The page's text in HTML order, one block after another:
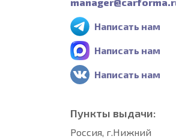
Написать нам
Написать нам
Написать нам
Пункты выдачи:
Россия, г.Нижний